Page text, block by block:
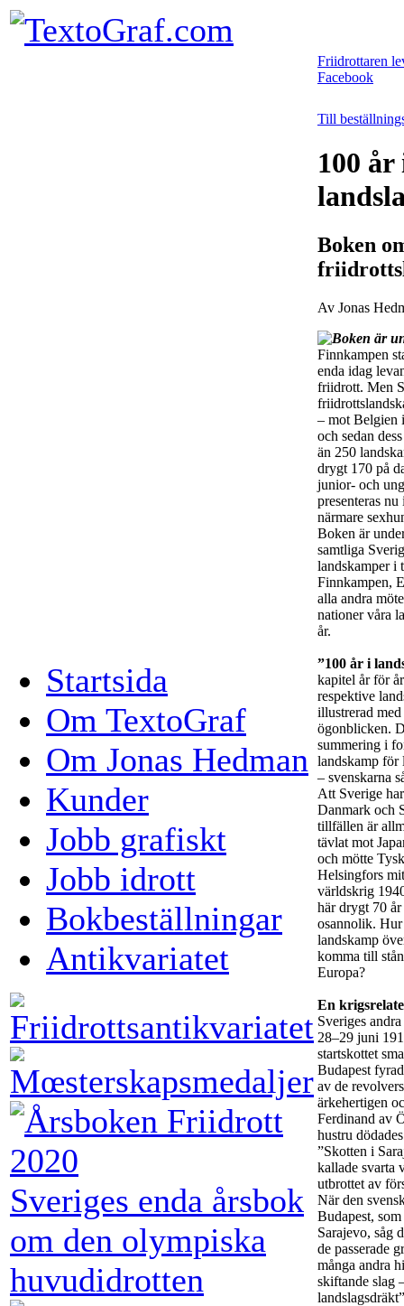
Startsida
Om TextoGraf
Om Jonas Hedman
Kunder
Jobb grafiskt
Jobb idrott
Bokbeställningar
Antikvariatet
Sveriges enda årsbok
om den olympiska
huvudidrotten
Friidrottaren
Facebook
Till
100 år
Boken
Av Jonas
Boken är
Finnkampen
enda idag
friidrott. Men
– mot Belgien
och sedan
än 250
drygt 170 på
junior- och
presenteras
närmare
Boken är
samtliga
landskamper i
Finnkampen,
alla andra
nationer våra
år.
”100 år i
kapitel år för
respektive
illustrerad med
ögonblicken.
summering i
landskamp för
– svenskarna
Att Sverige
Danmark och
tillfällen är
tävlat mot
och mötte
Helsingfors
världskrig
här drygt 70 år
osannolik. Hur
landskamp
komma till
Europa?
En
Sveriges
28–29 juni
startskottet
Budapest
av de
ärkehertigen
Ferdinand av
hustru
”Skotten i
kallade svarta
utbrottet av
När den
Budapest,
Sarajevo, såg
de passerade
många andra
skiftande slag